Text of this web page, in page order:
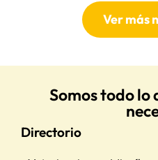
Ver más
Somos todo lo
Directorio